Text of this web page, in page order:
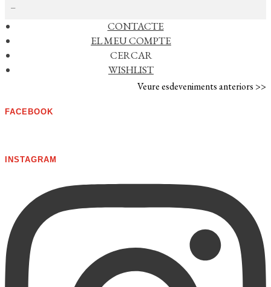
CONTACTE
EL MEU COMPTE
CERCAR
WISHLIST
AGENDA
No s'han trobat esdeveniments
Veure esdeveniments anteriors >>
FACEBOOK
INSTAGRAM